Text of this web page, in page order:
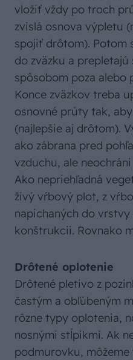
vložiť vždy po troch
zvislá osnova výpletu
spojiť drôtom). Potom
do zväzku a
spôsobom poza alebo
Konce zväzkov treba
osnovné prúty tak,
(najlepšie aj drôtom).
ako zábrana pred
vzduchu, ale
Ako nepriehľadná
živý vŕbový plot, z
napichaných do
konštrukcii. Rovnako
Drôtené oplotenie
Drôtené pletivo z
častým a obľúbeným
rôzne typy oplotenia,
nosnými stĺpikmi. Ak
podmurovku,